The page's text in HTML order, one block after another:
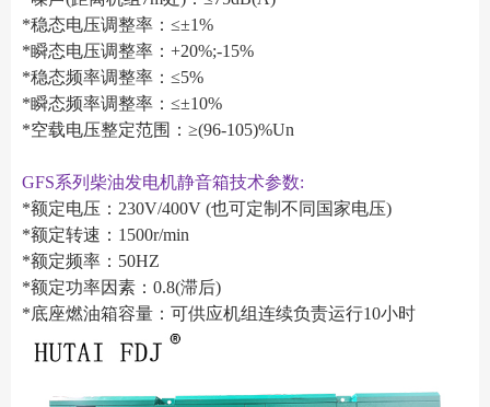
*稳态电压调整率：≤±1%
*瞬态电压调整率：+20%;-15%
*稳态频率调整率：≤5%
*瞬态频率调整率：≤±10%
*空载电压整定范围：≥(96-105)%Un
GFS系列柴油发电机静音箱技术参数:
*额定电压：230V/400V (也可定制不同国家电压)
*额定转速：1500r/min
*额定频率：50HZ
*额定功率因素：0.8(滞后)
*底座燃油箱容量：可供应机组连续负责运行10小时